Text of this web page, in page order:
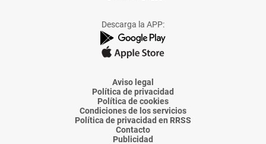
de
La
Voz
Almería
de
La
Voz
Almería
de
La
Voz
Almería
de
La
Voz
Almería
de
La
Voz
Descarga la APP:
Aviso legal
Política de privacidad
Política de cookies
Condiciones de los servicios
Política de privacidad en RRSS
Contacto
Publicidad